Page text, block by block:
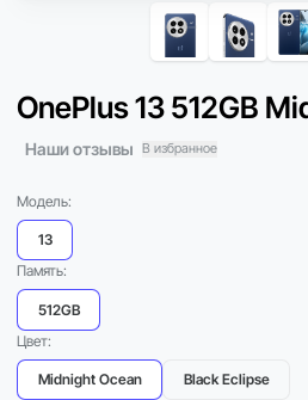
OnePlus 13 512GB
Наши отзывы В избранное
Модель:
13
Память:
512GB
Цвет:
Midnight Ocean
Black Eclipse